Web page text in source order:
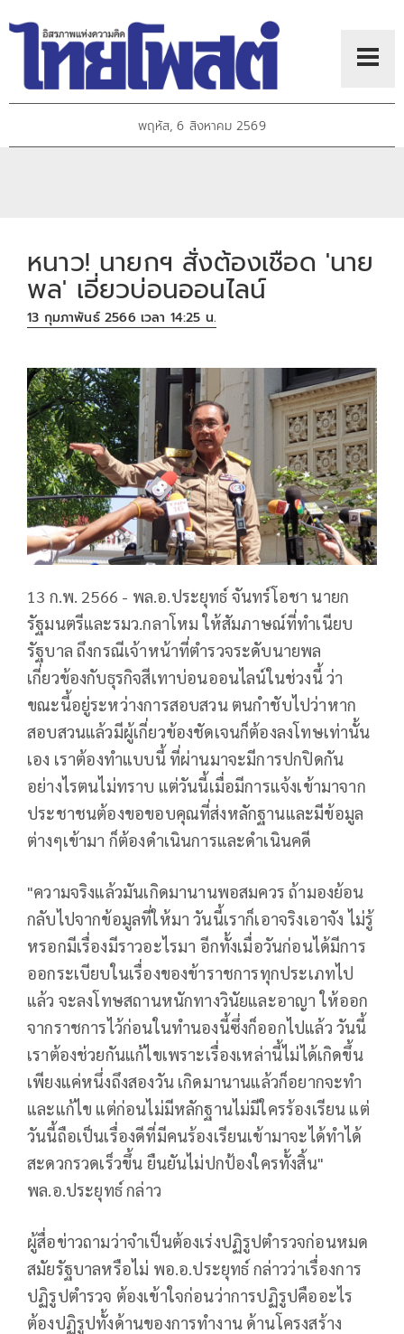
พฤหัส, 6 สิงหาคม 2569
หนาว! นายกฯ สั่งต้องเชือด 'นาย
พล' เอี่ยวบ่อนออนไลน์
13 กุมภาพันธ์ 2566 เวลา 14:25 น.
13 ก.พ. 2566 - พล.อ.ประยุทธ์ จันทร์โอชา นายก
รัฐมนตรีและรมว.กลาโหม ให้สัมภาษณ์ที่ทำเนียบ
รัฐบาล ถึงกรณีเจ้าหน้าที่ตำรวจระดับนายพล
เกี่ยวข้องกับธุรกิจสีเทาบ่อนออนไลน์ในช่วงนี้ ว่า
ขณะนี้อยู่ระหว่างการสอบสวน ตนกำชับไปว่าหาก
สอบสวนแล้วมีผู้เกี่ยวข้องชัดเจนก็ต้องลงโทษเท่านั้น
เอง เราต้องทำแบบนี้ ที่ผ่านมาจะมีการปกปิดกัน
อย่างไรตนไม่ทราบ แต่วันนี้เมื่อมีการแจ้งเข้ามาจาก
ประชาชนต้องขอขอบคุณที่ส่งหลักฐานและมีข้อมูล
ต่างๆเข้ามา ก็ต้องดำเนินการและดำเนินคดี
"ความจริงแล้วมันเกิดมานานพอสมควร ถ้ามองย้อน
กลับไปจากข้อมูลที่ให้มา วันนี้เราก็เอาจริงเอาจัง ไม่รู้
หรอกมีเรื่องมีราวอะไรมา อีกทั้งเมื่อวันก่อนได้มีการ
ออกระเบียบในเรื่องของข้าราชการทุกประเภทไป
แล้ว จะลงโทษสถานหนักทางวินัยและอาญา ให้ออก
จากราชการไว้ก่อนในทำนองนี้ซึ่งก็ออกไปแล้ว วันนี้
เราต้องช่วยกันแก้ไขเพราะเรื่องเหล่านี้ไม่ได้เกิดขึ้น
เพียงแค่หนึ่งถึงสองวัน เกิดมานานแล้วก็อยากจะทำ
และแก้ไข แต่ก่อนไม่มีหลักฐานไม่มีใครร้องเรียน แต่
วันนี้ถือเป็นเรื่องดีที่มีคนร้องเรียนเข้ามาจะได้ทำได้
สะดวกรวดเร็วขึ้น ยืนยันไม่ปกป้องใครทั้งสิ้น"
พล.อ.ประยุทธ์ กล่าว
ผู้สื่อข่าวถามว่าจำเป็นต้องเร่งปฏิรูปตำรวจก่อนหมด
สมัยรัฐบาลหรือไม่ พอ.อ.ประยุทธ์ กล่าวว่าเรื่องการ
ปฏิรูปตำรวจ ต้องเข้าใจก่อนว่าการปฏิรูปคืออะไร
ต้องปฏิรูปทั้งด้านของการทำงาน ด้านโครงสร้าง